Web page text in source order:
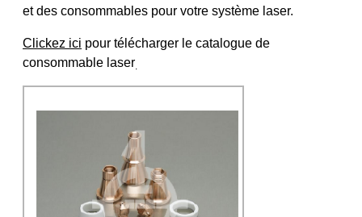
et des consommables pour votre système laser.
Clickez ici pour télécharger le catalogue de
consommable laser.